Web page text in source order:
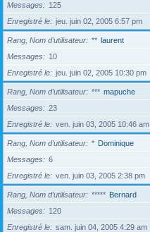
Messages
125
Enregistré le
jeu. juin 02, 2005 6:57 pm
Rang, Nom d’utilisateur ** laurent
Messages
10
Enregistré le
jeu. juin 02, 2005 10:30 pm
Rang, Nom d’utilisateur *** mapuche
Messages
23
Enregistré le
ven. juin 03, 2005 10:46 am
Rang, Nom d’utilisateur * Dominique
Messages
6
Enregistré le
ven. juin 03, 2005 2:38 pm
Rang, Nom d’utilisateur ***** Bernard
Messages
120
Enregistré le
sam. juin 04, 2005 4:29 am